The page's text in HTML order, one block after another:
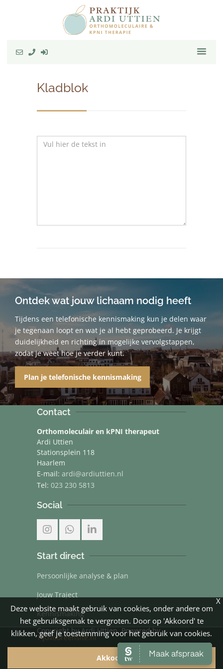
Kladblok
Kladblok
Ontdek wat jouw lichaam nodig heeft
Tijdens een telefonische kennismaking kun je delen waar
je tegenaan loopt en wat je al hebt geprobeerd. Je krijgt
duidelijkheid en richting in mogelijke vervolgstappen,
zodat je weet hoe je verder kunt.
Plan je telefonische kennismaking
Contact
Orthomoleculair en kPNI therapeut
Ardi Uttien
Stationsplein 118
Haarlem
E-mail: ardi@ardiuttien.nl
Tel: 023 230 5813
Social
Start direct
Persoonlijke analyse & plan
Jouw Traject
Kennismaking
Copyright by Ardi Uttien. Powered by
Tijdvooreensite.nl
Deze website maakt gebruik van cookies, onder andere om
het gebruiksgemak te vergroten. Door op 'Akkoord' te
klikken, geef je toestemming voor het gebruik van cookies.
Akkoord
X